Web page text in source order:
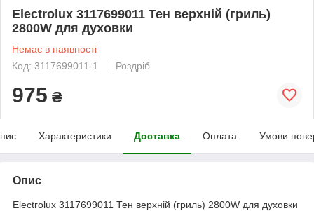
Electrolux 3117699011 Тен верхній (гриль)
2800W для духовки
Немає в наявності
Код: 3117699011-1
Роздріб
975 ₴
Характеристики Доставка Оплата Умови
Опис
Electrolux 3117699011 Тен верхній (гриль) 2800W для духовки